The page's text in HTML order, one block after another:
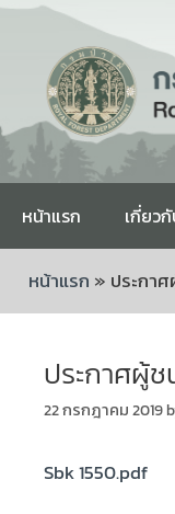
หน้าแรก เกี่ยว
หน้าแรก » ประกา
ประกาศผู้ช
22 กรกฎาคม 2019
Sbk 1550.pdf